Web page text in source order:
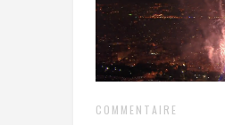
COMMENTAIRE